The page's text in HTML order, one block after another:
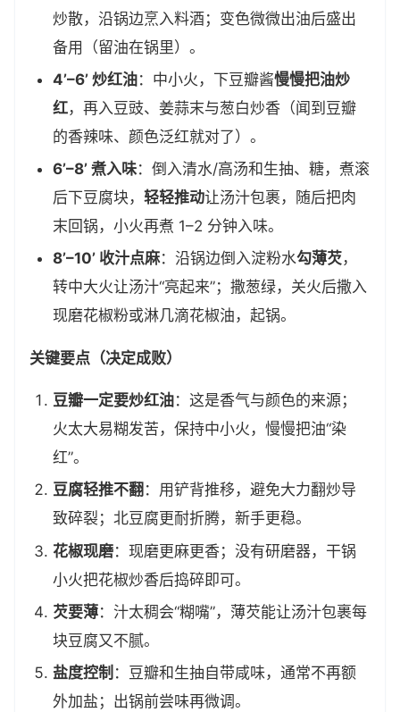
炒散，沿锅边烹入料酒；变色微微出油后盛出
备用（留油在锅里）。
4’–6’ 炒红油：中小火，下豆瓣酱慢慢把油炒
红，再入豆豉、姜蒜末与葱白炒香（闻到豆瓣
的香辣味、颜色泛红就对了）。
6’–8’ 煮入味：倒入清水/高汤和生抽、糖，煮滚
后下豆腐块， 轻轻推动让汤汁包裹，随后把肉
末回锅，小火再煮 1–2 分钟入味。
8’–10’ 收汁点麻：沿锅边倒入淀粉水勾薄芡，
转中大火让汤汁“亮起来”；撒葱绿，关火后撒入
现磨花椒粉或淋几滴花椒油，起锅。
关键要点（决定成败）
豆瓣一定要炒红油：这是香气与颜色的来源；
火太大易糊发苦，保持中小火，慢慢把油“染
红”。
豆腐轻推不翻 ：用铲背推移，避免大力翻炒导
致碎裂；北豆腐更耐折腾，新手更稳。
花椒现磨：现磨更麻更香；没有研磨器，干锅
小火把花椒炒香后捣碎即可。
芡要薄：汁太稠会“糊嘴”，薄芡能让汤汁包裹每
块豆腐又不腻。
盐度控制 ：豆瓣和生抽自带咸味，通常不再额
外加盐；出锅前尝味再微调。